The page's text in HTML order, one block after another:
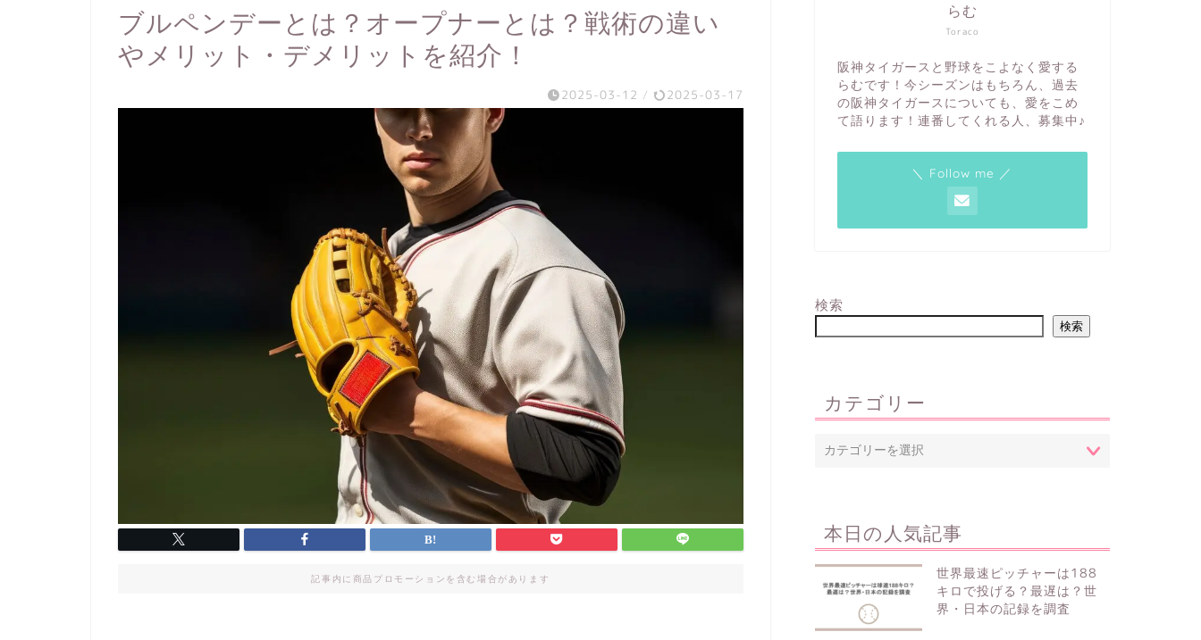
ブルペンデーとは？オープナーとは？戦術の違い
やメリット・デメリットを紹介！
2025-03-12 / 2025-03-17
記事内に商品プロモーションを含む場合があります
Toraco
らむ
阪神タイガースと野球をこよなく愛する
らむです！今シーズンはもちろん、過去
の阪神タイガースについても、愛をこめ
て語ります！連番してくれる人、募集中♪
＼ Follow me ／
検索
検索
カテゴリー
本日の人気記事
世界最速ピッチャーは188
キロで投げる？最遅は？世
界・日本の記録を調査